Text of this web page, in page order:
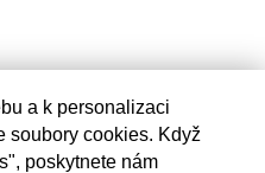
a k personalizaci
soubory cookies. Když
poskytnete nám